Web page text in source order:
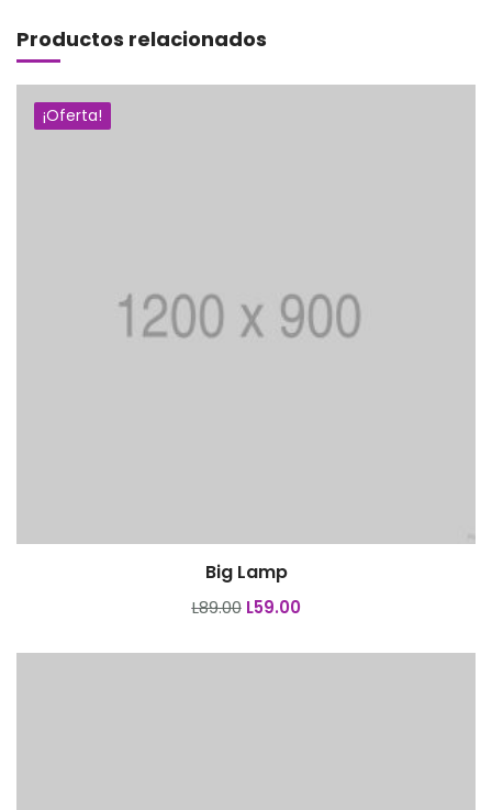
Productos relacionados
¡Oferta!
Big Lamp
L89.00 L59.00
Añadir al carrito